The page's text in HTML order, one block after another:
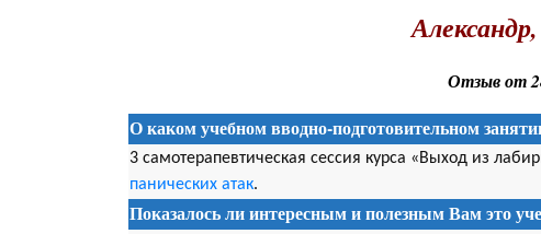
Отзыв от
О каком учебном вводно-подготовительном
3 самотерапевтическая сессия курса «Выход из
панических атак.
Показалось ли интересным и полезным Вам это